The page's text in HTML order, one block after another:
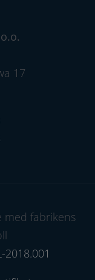
17
med fabrikens
2018.001